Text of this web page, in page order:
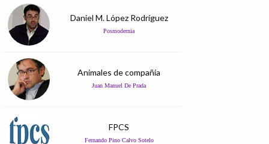
Daniel M. López Rodríguez
Posmodernia
Animales de compañía
Juan Manuel De Prada
FPCS
Fernando Pino Calvo Sotelo